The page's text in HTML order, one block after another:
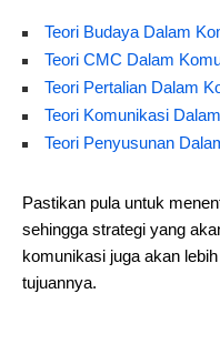
Teori Budaya Dalam
Teori CMC Dalam
Teori Pertalian Dalam
Teori Komunikasi
Teori Penyusunan
Pastikan pula untuk
sehingga strategi yang
komunikasi juga akan
tujuannya.